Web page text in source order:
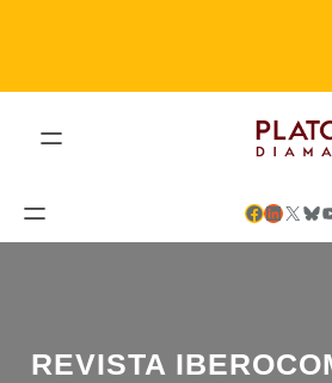
Facebook LinkedIn X Bluesky YouTube
REVISTA